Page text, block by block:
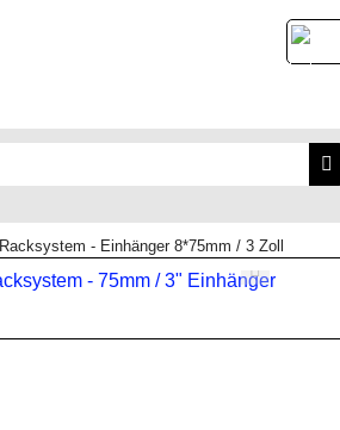
Racksystem - Einhänger 8*75mm / 3 Zoll